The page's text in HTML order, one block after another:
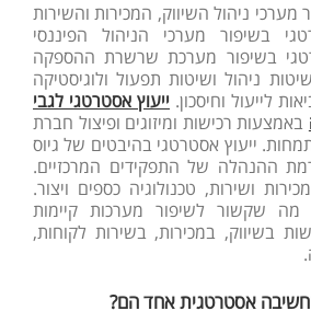
מערכי ניהול השיווק, המכירות והשירות
בשיפור מערכי הניהול הפיננסי
בשיפור מערכת שרשרת ההספקה
ניהול ושיטות תפעול ולוגיסטיקה
לייעול וחיסכון. ייעוץ אסטרטגי לגבי
באמצעות רכישות ומיזוגים ופיצול חברת
ייעוץ אסטרטגי בהיבטים של גיוס
ההנהלה של התפקידים המרכזיים.
ושירות, טכנולוגיה כספים ויצור.
מה שקשור לשיפור מערכות קיימות
בשיווק, במכירות, בשירות לקוחות,
אסטרטגית אחד הם?